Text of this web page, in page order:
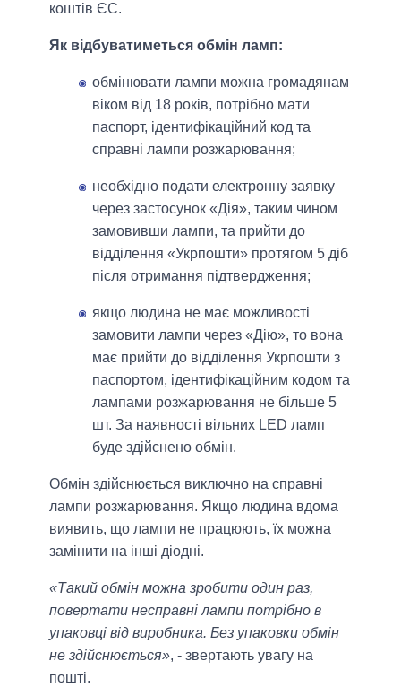
коштів ЄС.
Як відбуватиметься обмін ламп:
обмінювати лампи можна громадянам
віком від 18 років, потрібно мати
паспорт, ідентифікаційний код та
справні лампи розжарювання;
необхідно подати електронну заявку
через застосунок «Дія», таким чином
замовивши лампи, та прийти до
відділення «Укрпошти» протягом 5 діб
після отримання підтвердження;
якщо людина не має можливості
замовити лампи через «Дію», то вона
має прийти до відділення Укрпошти з
паспортом, ідентифікаційним кодом та
лампами розжарювання не більше 5
шт. За наявності вільних LED ламп
буде здійснено обмін.
Обмін здійснюється виключно на справні
лампи розжарювання. Якщо людина вдома
виявить, що лампи не працюють, їх можна
замінити на інші діодні.
«Такий обмін можна зробити один раз,
повертати несправні лампи потрібно в
упаковці від виробника. Без упаковки обмін
не здійснюється», - звертають увагу на
пошті.